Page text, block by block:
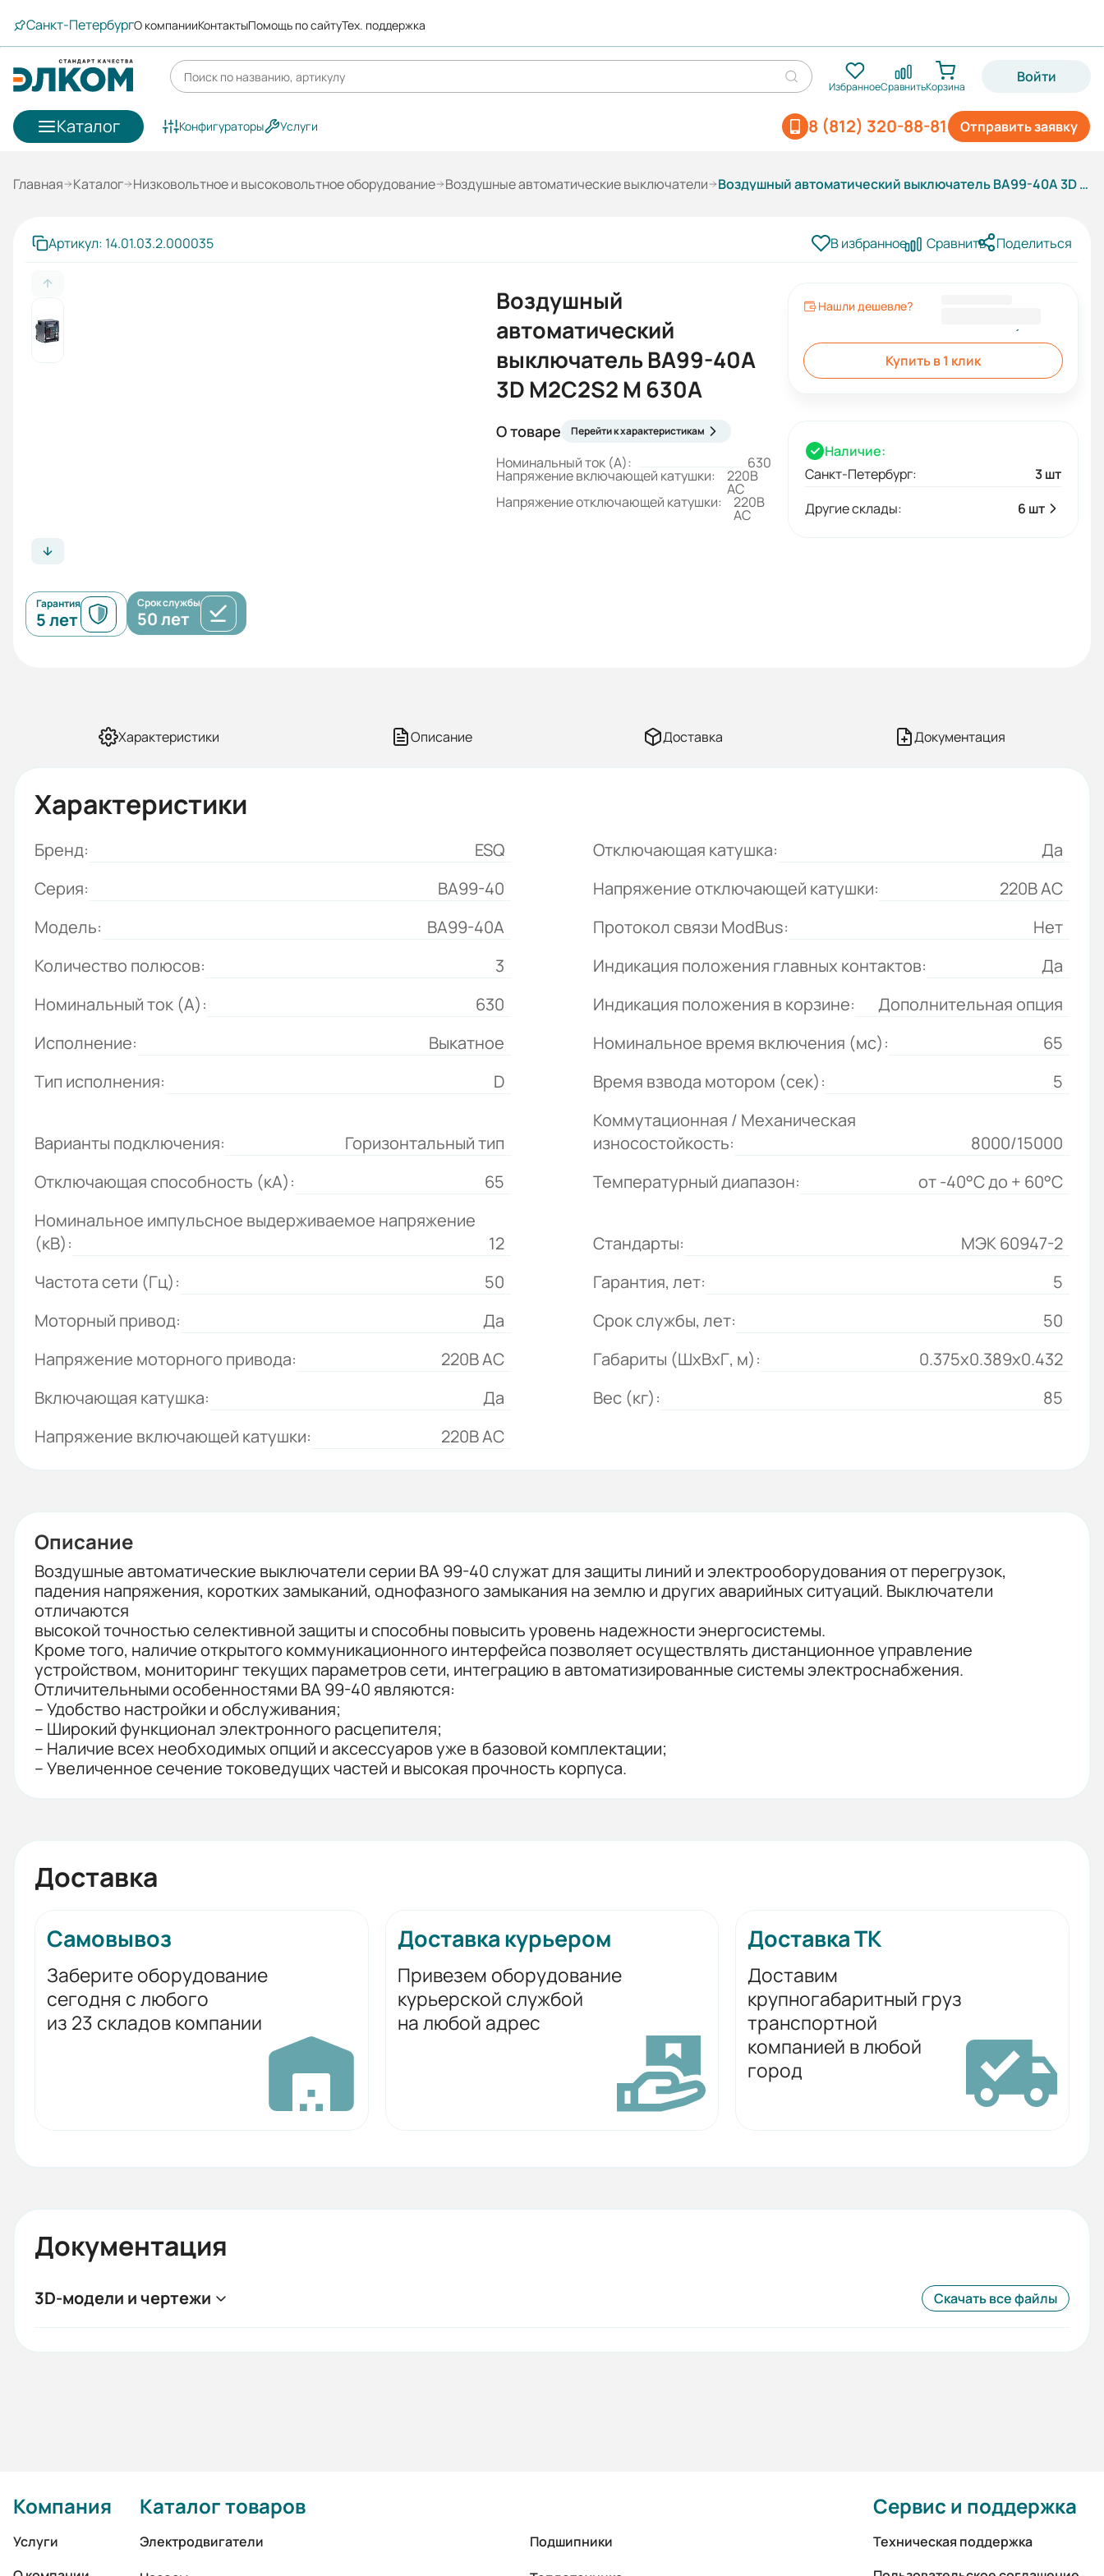
Санкт-ПетербургО компанииКонтактыПомощь по сайтуТех. поддержка
ИзбранноеСравнитьКорзина
Войти
Каталог Отправить заявку
8 (812) 320-88-81
Конфигураторы Услуги
Главная Каталог Низковольтное и высоковольтное оборудование Воздушные автоматические выключатели Воздушный автоматический выключатель ВА99-40A 3D M2C2S2 M 630A
Артикул: 14.01.03.2.000035 В избранное Сравнить Поделиться
Гарантия
5 лет
Срок службы
50 лет
Воздушный
автоматический
выключатель ВА99-40A
3D M2C2S2 M 630A
О товаре Перейти к характеристикам
Номинальный ток (А): 630
Напряжение включающей катушки: 220В
AC
Напряжение отключающей катушки: 220B
AC
Нашли дешевле?
Купить в 1 клик
Наличие:
Санкт-Петербург:
3 шт
Другие склады:
6 шт
Характеристики Описание Доставка Документация
Характеристики
Бренд: ESQ Отключающая катушка:
Да
Серия:
ВА99-40 Напряжение отключающей катушки:
220B AC
Модель:
ВА99-40A Протокол связи ModBus:
Нет
Количество полюсов:
3 Индикация положения главных контактов:
Да
Номинальный ток (А):
630 Индикация положения в корзине:
Дополнительная опция
Исполнение:
Выкатное Номинальное время включения (мс):
65
Тип исполнения:
D Время взвода мотором (сек): 5
Варианты подключения: Горизонтальный тип
Коммутационная / Механическая
износостойкость:
8000/15000
Отключающая способность (кА):
65 Температурный диапазон:
от -40°C до + 60°C
Номинальное импульсное выдерживаемое напряжение
(кВ):
12 Стандарты:
МЭК 60947-2
Частота сети (Гц):
50 Гарантия, лет:
5
Моторный привод:
Да Срок службы, лет:
50
Напряжение моторного привода:
220B AC Габариты (ШхВхГ, м):
0.375x0.389x0.432
Включающая катушка:
Да Вес (кг):
85
Напряжение включающей катушки:
220В AC
Описание
Воздушные автоматические выключатели серии ВА 99-40 служат для защиты линий и электрооборудования от перегрузок,
падения напряжения, коротких замыканий, однофазного замыкания на землю и других аварийных ситуаций. Выключатели
отличаются
высокой точностью селективной защиты и способны повысить уровень надежности энергосистемы.
Кроме того, наличие открытого коммуникационного интерфейса позволяет осуществлять дистанционное управление
устройством, мониторинг текущих параметров сети, интеграцию в автоматизированные системы электроснабжения.
Отличительными особенностями ВА 99-40 являются:
– Удобство настройки и обслуживания;
– Широкий функционал электронного расцепителя;
– Наличие всех необходимых опций и аксессуаров уже в базовой комплектации;
– Увеличенное сечение токоведущих частей и высокая прочность корпуса.
Доставка
Самовывоз
Заберите оборудование
сегодня с любого
из 23 складов компании
Доставка курьером
Привезем оборудование
курьерской службой
на любой адрес
Доставка ТК
Доставим
крупногабаритный груз
транспортной
компанией в любой
город
Документация
3D-модели и чертежи Скачать все файлы
Компания
Услуги
Каталог товаров
Электродвигатели Подшипники
Сервис и поддержка
Техническая поддержка